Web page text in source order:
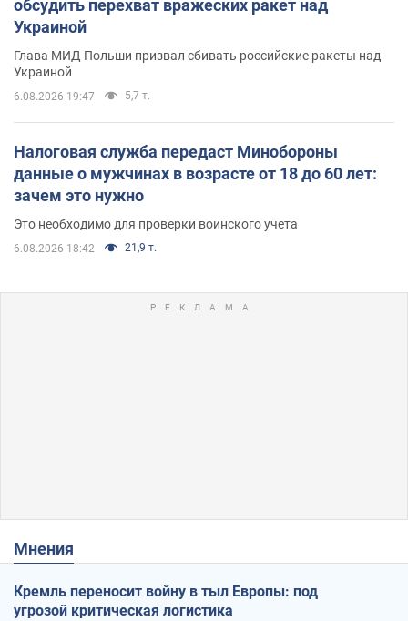
обсудить перехват вражеских ракет над
Украиной
Глава МИД Польши призвал сбивать российские ракеты над
Украиной
6.08.2026 19:47 5,7 т.
Налоговая служба передаст Минобороны
данные о мужчинах в возрасте от 18 до 60 лет:
зачем это нужно
Это необходимо для проверки воинского учета
6.08.2026 18:42 21,9 т.
Мнения
Кремль переносит войну в тыл Европы: под
угрозой критическая логистика